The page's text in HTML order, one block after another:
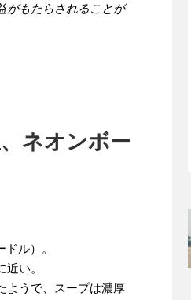
がもたらされることが
ネオンボー
ル）。
い。
ようで、スープは濃厚